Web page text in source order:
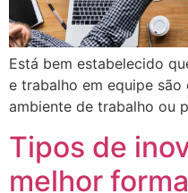
Está bem estabelecido
e trabalho em equipe são
ambiente de trabalho ou
Tipos de
melhor